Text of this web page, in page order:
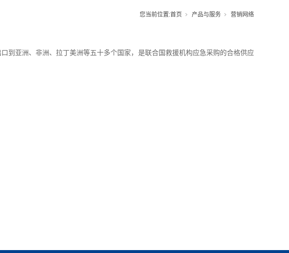
您当前位置:首页 产品与服务 营销网络
到亚洲、非洲、拉丁美洲等五十多个国家，是联合国救援机构应急采购的合格供应